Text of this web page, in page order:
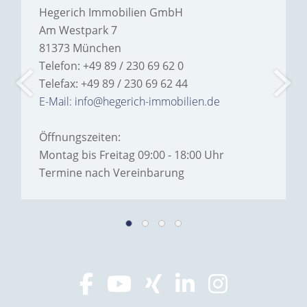
Hegerich Immobilien GmbH
Am Westpark 7
81373 München
Telefon: +49 89 / 230 69 62 0
Telefax: +49 89 / 230 69 62 44
E-Mail: info@hegerich-immobilien.de
Öffnungszeiten:
Montag bis Freitag 09:00 - 18:00 Uhr
Termine nach Vereinbarung